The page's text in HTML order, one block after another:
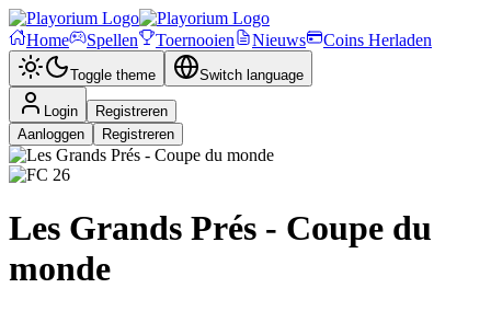
Home Spellen Toernooien Nieuws Coins Herladen
Toggle theme Switch language
Login
Registreren
Aanloggen
Registreren
Les Grands Prés - Coupe du
monde